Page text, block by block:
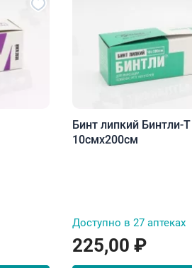
Бинт липкий Бинтли-Т
10смх200см
Доступно в 27 аптеках
225,00 ₽